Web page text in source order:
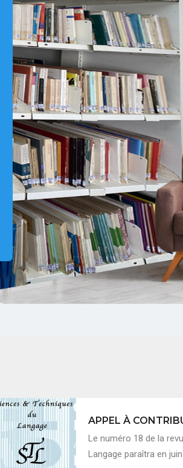
APPEL À
Le numéro 18 de la
Langage paraîtra en